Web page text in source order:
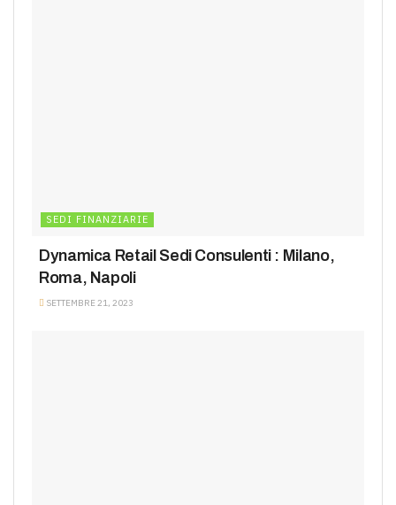
SEDI FINANZIARIE
Dynamica Retail Sedi Consulenti : Milano,
Roma, Napoli
SETTEMBRE 21, 2023